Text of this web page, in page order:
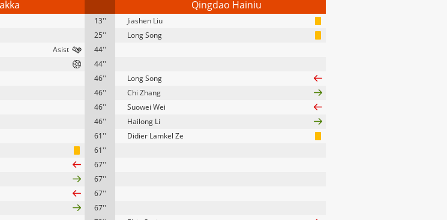
Qingdao Hainiu
13''
Jiashen Liu
25''
Long Song
44''
44''
46''
Long Song
46''
Chi Zhang
46''
Suowei Wei
46''
Hailong Li
61''
Didier Lamkel Ze
61''
67''
67''
67''
67''